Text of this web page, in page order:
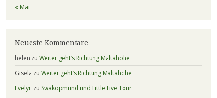
« Mai
Neueste Kommentare
helen zu Weiter geht’s Richtung Maltahohe
Gisela zu Weiter geht’s Richtung Maltahohe
Evelyn zu Swakopmund und Little Five Tour